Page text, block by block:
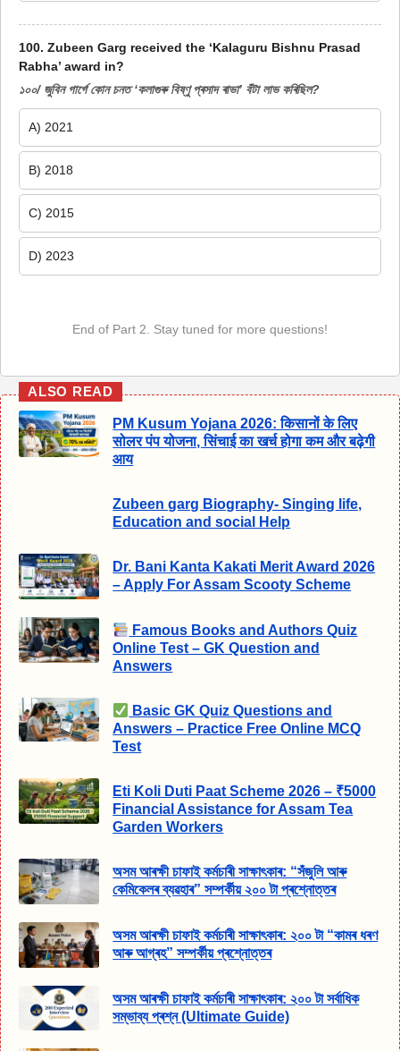
100. Zubeen Garg received the ‘Kalaguru Bishnu Prasad
Rabha’ award in?
১০০/ জুবিন গাৰ্গে কোন চনত ‘কলাগুৰু বিষ্ণু প্ৰসাদ ৰাভা’ বঁটা লাভ কৰিছিল?
A) 2021
B) 2018
C) 2015
D) 2023
End of Part 2. Stay tuned for more questions!
ALSO READ
PM Kusum Yojana 2026: किसानों के लिए
सोलर पंप योजना, सिंचाई का खर्च होगा कम और बढ़ेगी
आय
Zubeen garg Biography- Singing life,
Education and social Help
Dr. Bani Kanta Kakati Merit Award 2026
– Apply For Assam Scooty Scheme
Famous Books and Authors Quiz
Online Test – GK Question and
Answers
Basic GK Quiz Questions and
Answers – Practice Free Online MCQ
Test
Eti Koli Duti Paat Scheme 2026 – ₹5000
Financial Assistance for Assam Tea
Garden Workers
অসম আৰক্ষী চাফাই কৰ্মচাৰী সাক্ষাৎকাৰ: “সঁজুলি আৰু
কেমিকেলৰ ব্যৱহাৰ” সম্পৰ্কীয় ২০০ টা প্ৰশ্নোত্তৰ
অসম আৰক্ষী চাফাই কৰ্মচাৰী সাক্ষাৎকাৰ: ২০০ টা “কামৰ ধৰণ
আৰু আগ্ৰহ” সম্পৰ্কীয় প্ৰশ্নোত্তৰ
অসম আৰক্ষী চাফাই কৰ্মচাৰী সাক্ষাৎকাৰ: ২০০ টা সৰ্বাধিক
সম্ভাব্য প্ৰশ্ন (Ultimate Guide)